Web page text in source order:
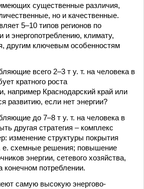
существенные различия,
но и качественные.
5–10 типов регионов по
и энергопотреблению, климату,
другим ключевым особенностям
всего 2–3 т у. т. на человека в
кратного роста
например Краснодарский край или
развитию, если нет энергии?
до 7–8 т у. т. на человека в
другая стратегия – комплекс
изменение структуры покрытия
е. схемные решения; повышение
энергии, сетевого хозяйства,
конечном потреблении.
самую высокую энергово­